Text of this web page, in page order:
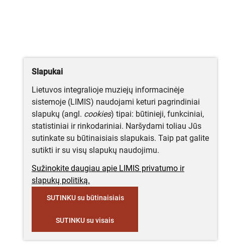
Slapukai
Lietuvos integralioje muziejų informacinėje
sistemoje (LIMIS) naudojami keturi pagrindiniai
slapukų (angl. cookies) tipai: būtinieji, funkciniai,
statistiniai ir rinkodariniai. Naršydami toliau Jūs
sutinkate su būtinaisiais slapukais. Taip pat galite
sutikti ir su visų slapukų naudojimu.
Sužinokite daugiau apie LIMIS privatumo ir
slapukų politiką.
SUTINKU su būtinaisiais
SUTINKU su visais